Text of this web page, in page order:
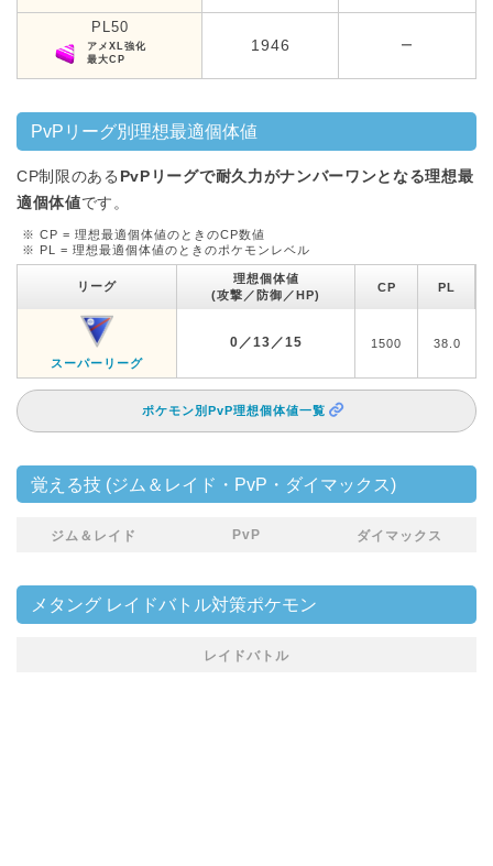
PL50
アメXL強化
最大CP
1946 ー
PvPリーグ別理想最適個体値
CP制限のある PvPリーグで耐久力がナンバーワンとなる理想最
適個体値です。
※ CP = 理想最適個体値のときのCP数値
※ PL = 理想最適個体値のときのポケモンレベル
リーグ
理想個体値
(攻撃／防御／HP)
CP PL
スーパーリーグ
0／13／15 1500 38.0
ポケモン別PvP理想個体値一覧
覚える技 (ジム＆レイド・PvP・ダイマックス)
ジム＆レイド PvP ダイマックス
メタング レイドバトル対策ポケモン
レイドバトル